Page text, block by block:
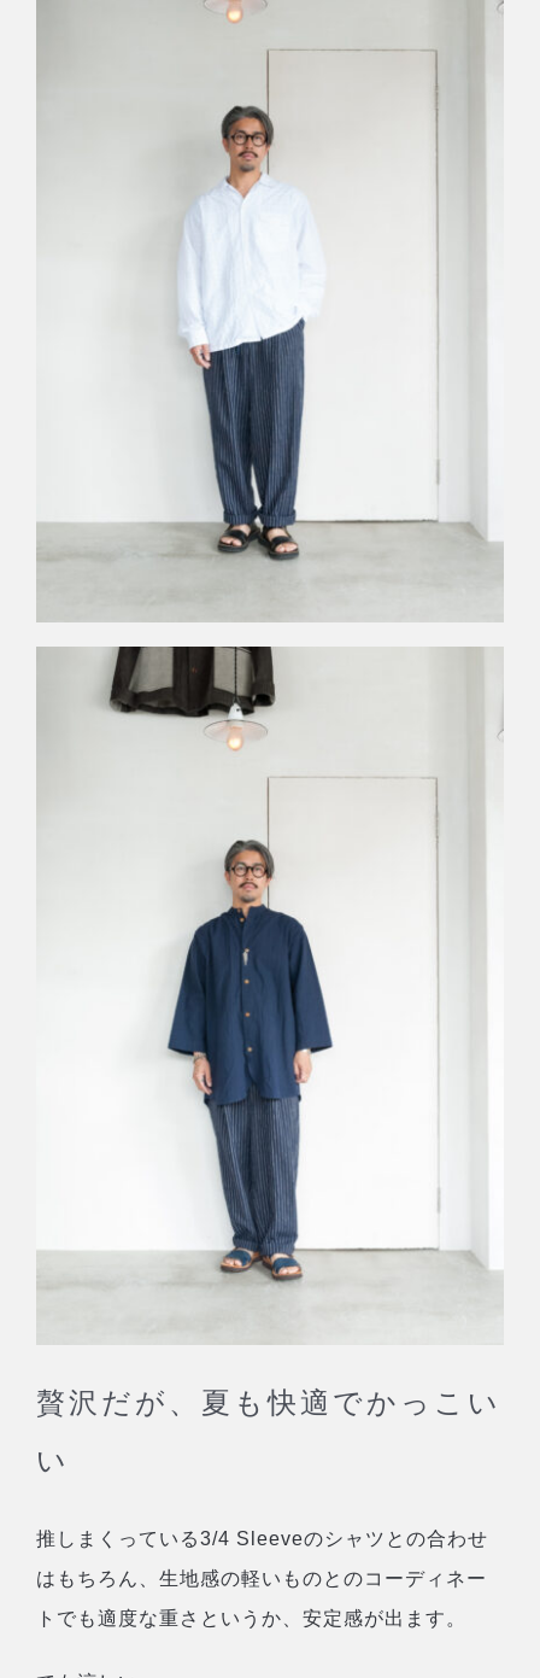
贅沢だが、夏も快適でかっこい
い
推しまくっている3/4 Sleeveのシャツとの合わせ
はもちろん、生地感の軽いものとのコーディネー
トでも適度な重さというか、安定感が出ます。